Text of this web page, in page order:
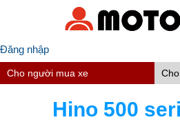
Đăng nhập
Cho người mua xe
Hino 500